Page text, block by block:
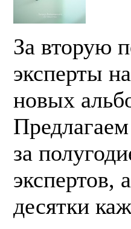
За вторую
эксперты
новых
за
экспертов,
десятки